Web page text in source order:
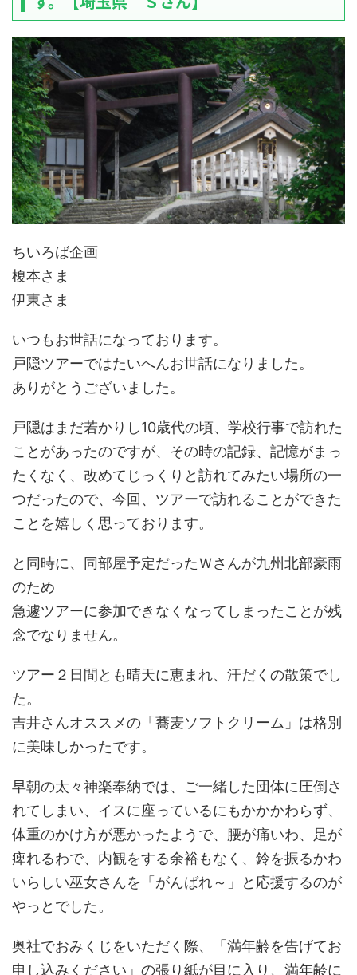
ちいろば企画
榎本さま
伊東さま
いつもお世話になっております。
戸隠ツアーではたいへんお世話になりました。
ありがとうございました。
戸隠はまだ若かりし10歳代の頃、学校行事で訪れた
ことがあったのですが、その時の記録、記憶がまっ
たくなく、改めてじっくりと訪れてみたい場所の一
つだったので、今回、ツアーで訪れることができた
ことを嬉しく思っております。
と同時に、同部屋予定だったＷさんが九州北部豪雨
のため
急遽ツアーに参加できなくなってしまったことが残
念でなりません。
ツアー２日間とも晴天に恵まれ、汗だくの散策でし
た。
吉井さんオススメの「蕎麦ソフトクリーム」は格別
に美味しかったです。
早朝の太々神楽奉納では、ご一緒した団体に圧倒さ
れてしまい、イスに座っているにもかかかわらず、
体重のかけ方が悪かったようで、腰が痛いわ、足が
痺れるわで、内観をする余裕もなく、鈴を振るかわ
いらしい巫女さんを「がんばれ～」と応援するのが
やっとでした。
奥社でおみくじをいただく際、「満年齢を告げてお
申し込みください」の張り紙が目に入り、満年齢に